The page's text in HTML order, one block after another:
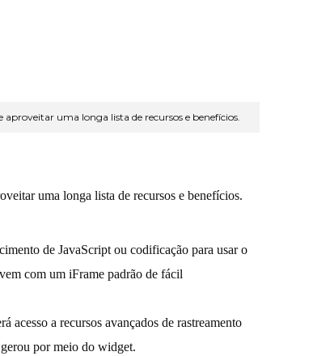
uma longa lista de recursos e benefícios.
uma longa lista de recursos e benefícios.
de JavaScript ou codificação para usar o
com um iFrame padrão de fácil
acesso a recursos avançados de rastreamento
por meio do widget.